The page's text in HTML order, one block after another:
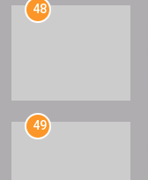
48
49